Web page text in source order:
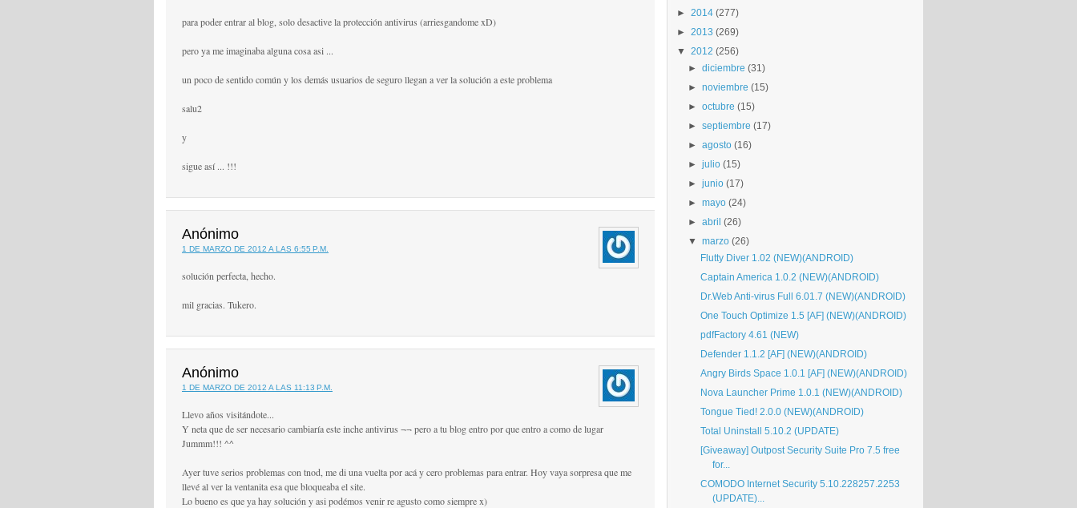
para poder entrar al blog, solo desactive la protección antivirus (arriesgandome xD)
pero ya me imaginaba alguna cosa asi ...
un poco de sentido común y los demás usuarios de seguro llegan a ver la solución a este problema
salu2
y
sigue así ... !!!
Anónimo
1 DE MARZO DE 2012 A LAS 6:55 P.M.
solución perfecta, hecho.
mil gracias. Tukero.
Anónimo
1 DE MARZO DE 2012 A LAS 11:13 P.M.
Llevo años visitándote...
Y neta que de ser necesario cambiaría este inche antivirus ¬¬ pero a tu blog entro por que entro a como de lugar
Jummm!!! ^^
Ayer tuve serios problemas con tnod, me di una vuelta por acá y cero problemas para entrar. Hoy vaya sorpresa que me
llevé al ver la ventanita esa que bloqueaba el site.
Lo bueno es que ya hay solución y asi podémos venir re agusto como siempre x)
► 2014 (277)
► 2013 (269)
▼ 2012 (256)
►diciembre (31)
►noviembre (15)
►octubre (15)
►septiembre (17)
►agosto (16)
►julio (15)
►junio (17)
►mayo (24)
►abril (26)
▼marzo (26)
Flutty Diver 1.02 (NEW)(ANDROID)
Captain America 1.0.2 (NEW)(ANDROID)
Dr.Web Anti-virus Full 6.01.7 (NEW)(ANDROID)
One Touch Optimize 1.5 [AF] (NEW)(ANDROID)
pdfFactory 4.61 (NEW)
Defender 1.1.2 [AF] (NEW)(ANDROID)
Angry Birds Space 1.0.1 [AF] (NEW)(ANDROID)
Nova Launcher Prime 1.0.1 (NEW)(ANDROID)
Tongue Tied! 2.0.0 (NEW)(ANDROID)
Total Uninstall 5.10.2 (UPDATE)
[Giveaway] Outpost Security Suite Pro 7.5 free
for...
COMODO Internet Security 5.10.228257.2253
(UPDATE)...